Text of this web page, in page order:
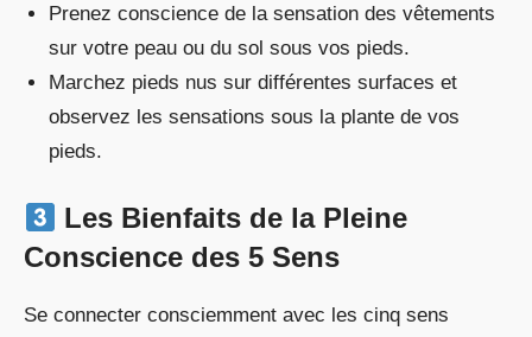
Prenez conscience de la sensation des vêtements
sur votre peau ou du sol sous vos pieds.
Marchez pieds nus sur différentes surfaces et
observez les sensations sous la plante de vos
pieds.
Les Bienfaits de la Pleine
Conscience des 5 Sens
Se connecter consciemment avec les cinq sens